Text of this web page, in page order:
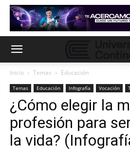
Inicio Temas Educación
Temas Educación Infografía Vocación
¿Cómo elegir la
profesión para
la vida?